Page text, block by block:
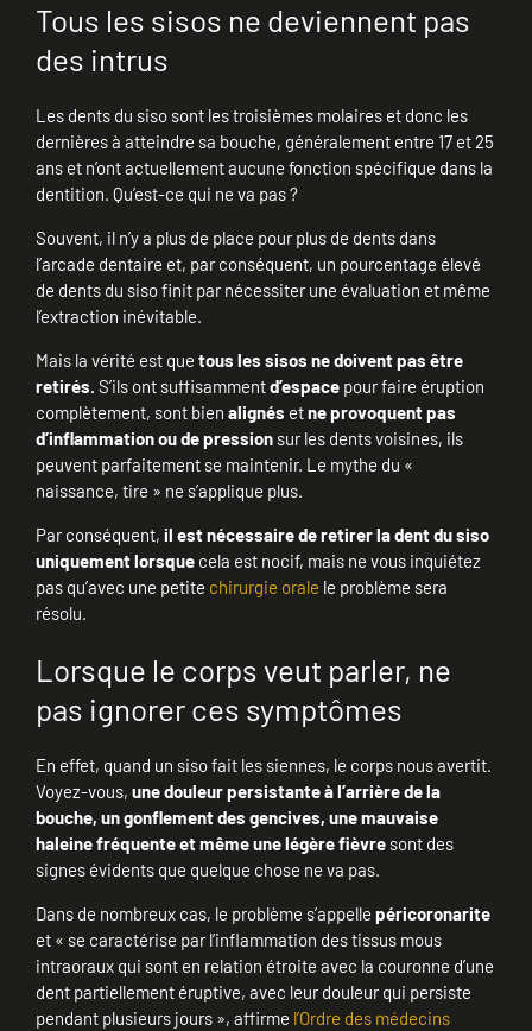
Tous les sisos ne deviennent pas
des intrus
Les dents du siso sont les troisièmes molaires et donc les
dernières à atteindre sa bouche, généralement entre 17 et 25
ans et n’ont actuellement aucune fonction spécifique dans la
dentition. Qu’est-ce qui ne va pas ?
Souvent, il n’y a plus de place pour plus de dents dans
l’arcade dentaire et, par conséquent, un pourcentage élevé
de dents du siso finit par nécessiter une évaluation et même
l’extraction inévitable.
Mais la vérité est que tous les sisos ne doivent pas être
retirés. S’ils ont suffisammentd’espace pour faire éruption
complètement, sont bien alignés etne provoquent pas
d’inflammation ou de pressionsur les dents voisines, ils
peuvent parfaitement se maintenir. Le mythe du «
naissance, tire » ne s’applique plus.
Par conséquent, il est nécessaire de retirer la dent du siso
uniquement lorsquecela est nocif, mais ne vous inquiétez
pas qu’avec une petite chirurgie orale le problème sera
résolu.
Lorsque le corps veut parler, ne
pas ignorer ces symptômes
En effet, quand un siso fait les siennes, le corps nous avertit.
Voyez-vous, une douleur persistante à l’arrière de la
bouche, un gonflement des gencives, une mauvaise
haleine fréquente et même une légère fièvresont des
signes évidents que quelque chose ne va pas.
Dans de nombreux cas, le problème s’appelle péricoronarite
et « se caractérise par l’inflammation des tissus mous
intraoraux qui sont en relation étroite avec la couronne d’une
dent partiellement éruptive, avec leur douleur qui persiste
pendant plusieurs jours », affirme l’Ordre des médecins